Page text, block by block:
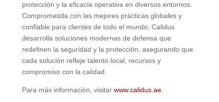
protección y la eficacia operativa en diversos entornos.
Comprometida con las mejores prácticas globales y
confiable para clientes de todo el mundo, Calidus
desarrolla soluciones modernas de defensa que
redefinen la seguridad y la protección, asegurando que
cada solución refleje talento local, recursos y
compromiso con la calidad.
Para más información, visitar www.calidus.ae.